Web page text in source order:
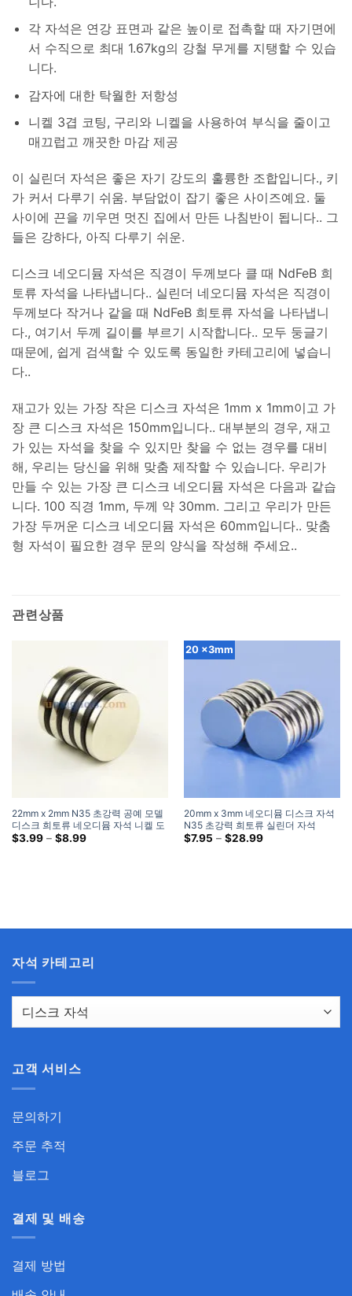
각 자석은 연강 표면과 같은 높이로 접촉할 때 자기면에
서 수직으로 최대 1.67kg의 강철 무게를 지탱할 수 있습
니다.
감자에 대한 탁월한 저항성
니켈 3겹 코팅, 구리와 니켈을 사용하여 부식을 줄이고
매끄럽고 깨끗한 마감 제공
이 실린더 자석은 좋은 자기 강도의 훌륭한 조합입니다., 키
가 커서 다루기 쉬움. 부담없이 잡기 좋은 사이즈예요. 둘
사이에 끈을 끼우면 멋진 집에서 만든 나침반이 됩니다.. 그
들은 강하다, 아직 다루기 쉬운.
디스크 네오디뮴 자석은 직경이 두께보다 클 때 NdFeB 희
토류 자석을 나타냅니다.. 실린더 네오디뮴 자석은 직경이
두께보다 작거나 같을 때 NdFeB 희토류 자석을 나타냅니
다., 여기서 두께 길이를 부르기 시작합니다.. 모두 둥글기
때문에, 쉽게 검색할 수 있도록 동일한 카테고리에 넣습니
다..
재고가 있는 가장 작은 디스크 자석은 1mm x 1mm이고 가
장 큰 디스크 자석은 150mm입니다.. 대부분의 경우, 재고
가 있는 자석을 찾을 수 있지만 찾을 수 없는 경우를 대비
해, 우리는 당신을 위해 맞춤 제작할 수 있습니다. 우리가
만들 수 있는 가장 큰 디스크 네오디뮴 자석은 다음과 같습
니다. 100 직경 1mm, 두께 약 30mm. 그리고 우리가 만든
가장 두꺼운 디스크 네오디뮴 자석은 60mm입니다.. 맞춤
형 자석이 필요한 경우 문의 양식을 작성해 주세요..
관련상품
22mm x 2mm N35 초강력 공예 모델
디스크 희토류 네오디뮴 자석 니켈 도
금 매우 강한 자석이 필요합니다
$3.99 – $8.99가
20 x3mm
20mm x 3mm 네오디뮴 디스크 자석
N35 초강력 희토류 실린더 자석
20x3mm 강력한 원형 자석
$7.95 – $28.99가
자석 카테고리
고객 서비스
문의하기
주문 추적
블로그
결제 및 배송
결제 방법